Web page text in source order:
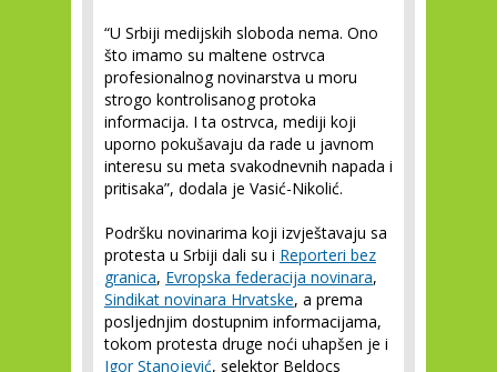
“U Srbiji medijskih sloboda nema. Ono
što imamo su maltene ostrvca
profesionalnog novinarstva u moru
strogo kontrolisanog protoka
informacija. I ta ostrvca, mediji koji
uporno pokušavaju da rade u javnom
interesu su meta svakodnevnih napada i
pritisaka”, dodala je Vasić-Nikolić.
Podršku novinarima koji izvještavaju sa
protesta u Srbiji dali su i Reporteri bez
granica, Evropska federacija novinara,
Sindikat novinara Hrvatske, a prema
posljednjim dostupnim informacijama,
tokom protesta druge noći uhapšen je i
Igor Stanojević, selektor Beldocs